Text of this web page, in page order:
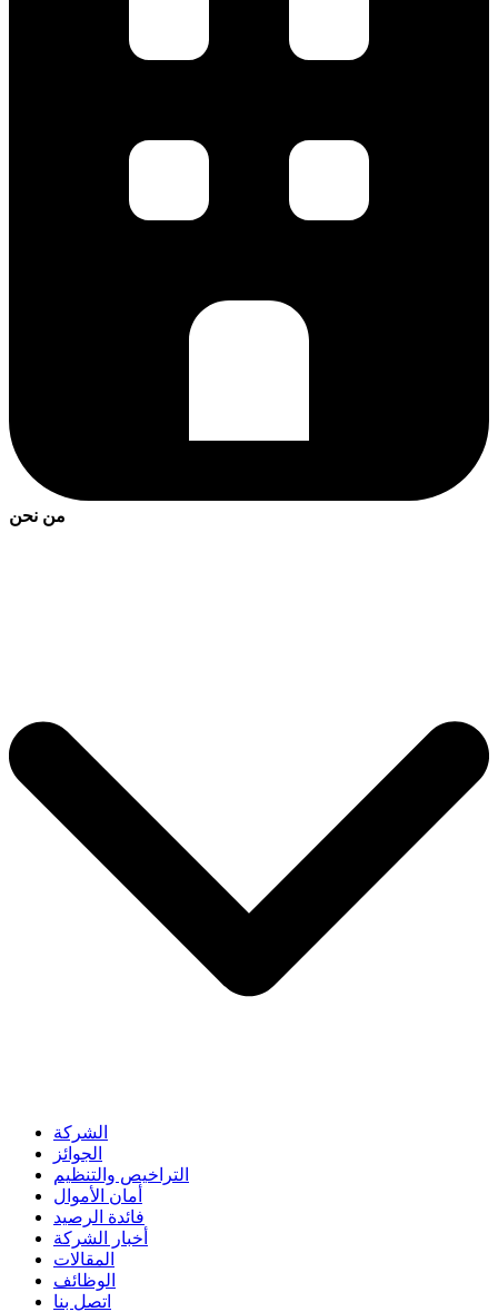
من نحن
الشركة
الجوائز
التراخيص والتنظيم
أمان الأموال
فائدة الرصيد
أخبار الشركة
المقالات
الوظائف
اتصل بنا